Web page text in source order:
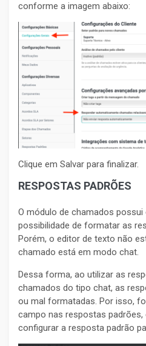
conforme a imagem abaixo:
Clique em Salvar para finalizar.
RESPOSTAS PADRÕES
O módulo de chamados
possibilidade de formatar as
Porém, o editor de texto não
chamado está em modo chat.
Dessa forma, ao utilizar as
chamados do tipo chat, as
ou mal formatadas. Por isso,
campo nas respostas padrões,
configurar a resposta padrão